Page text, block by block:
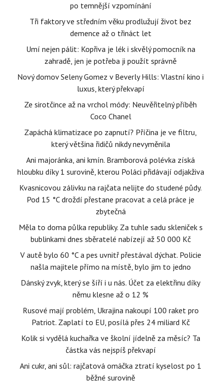
po temnější vzpomínání
Tři faktory ve středním věku prodlužují život bez
demence až o třináct let
Umí nejen pálit: Kopřiva je lék i skvělý pomocník na
zahradě, jen je potřeba ji použít správně
Nový domov Seleny Gomez v Beverly Hills: Vlastní kino i
luxus, který překvapí
Ze sirotčince až na vrchol módy: Neuvěřitelný příběh
Coco Chanel
Zapáchá klimatizace po zapnutí? Příčina je ve filtru,
který většina řidičů nikdy nevyměnila
Ani majoránka, ani kmín. Bramborová polévka získá
hloubku díky 1 surovině, kterou Poláci přidávají odjakživa
Kvasnicovou zálivku na rajčata nelijte do studené půdy.
Pod 15 °C droždí přestane pracovat a celá práce je
zbytečná
Měla to doma půlka republiky. Za tuhle sadu skleniček s
bublinkami dnes sběratelé nabízejí až 50 000 Kč
V autě bylo 60 °C a pes uvnitř přestával dýchat. Policie
našla majitele přímo na místě, bylo jim to jedno
Dánský zvyk, který se šíří i u nás. Účet za elektřinu díky
němu klesne až o 12 %
Rusové mají problém, Ukrajina nakoupí 100 raket pro
Patriot. Zaplatí to EU, posílá přes 24 miliard Kč
Kolik si vydělá kuchařka ve školní jídelně za měsíc? Ta
částka vás nejspíš překvapí
Ani cukr, ani sůl: rajčatová omáčka ztratí kyselost po 1
běžné surovině